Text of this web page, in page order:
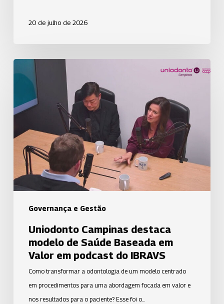
20 de julho de 2026
Governança e Gestão
Uniodonto
Campinas
destaca
modelo
Saúde
Baseada
em
Valor
em
podcast
IBRAVS
Uniodonto Campinas destaca
modelo de Saúde Baseada em
Valor em podcast do IBRAVS
Como transformar a odontologia de um modelo centrado
em procedimentos para uma abordagem focada em valor e
nos resultados para o paciente? Esse foi o…